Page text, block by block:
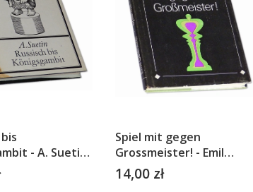
- A. Suetin.
7
Spiel mit gegen
Grossmeister! - Emil
Gelenczei
Cena
14,00 zł